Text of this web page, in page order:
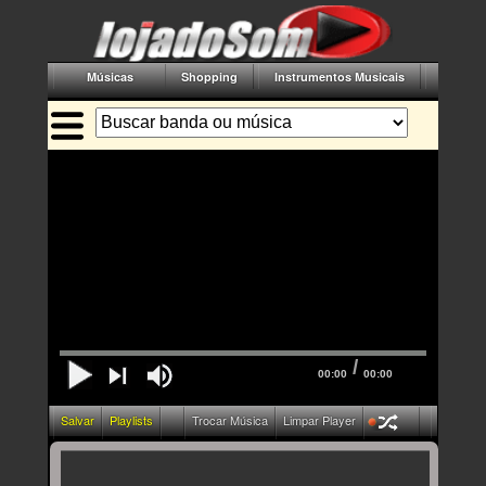
Músicas Shopping Instrumentos Musicais
00:00 / 00:00
Salvar Playlists Trocar Música Limpar Player